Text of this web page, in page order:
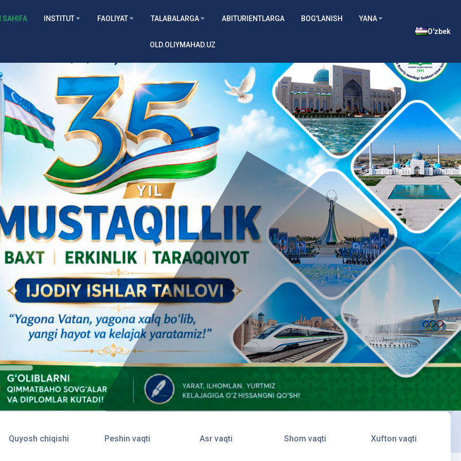
SAHIFA INSTITUT FAOLIYAT TALABALARGA ABITURIENTLARGA BOG'LANISH YANA
OLD.OLIYMAHAD.UZ
O'zbek
Quyosh chiqishi Peshin vaqti Asr vaqti Shom vaqti Xufton vaqti